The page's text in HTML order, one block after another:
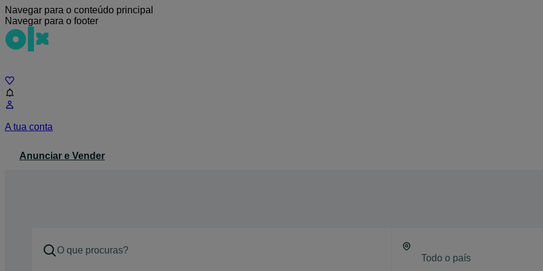
Navegar para o conteúdo principal
Navegar para o footer
A tua conta
Anunciar e Vender